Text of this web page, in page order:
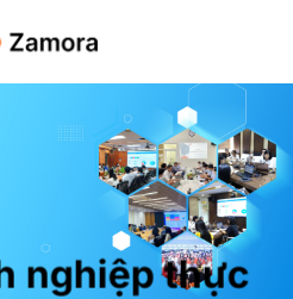
nghiệp thực